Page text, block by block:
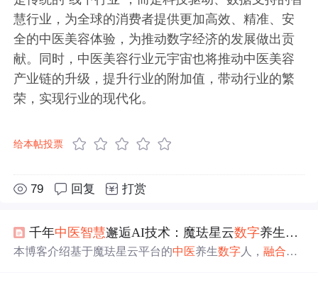
慧行业，为全球的消费者提供更加高效、精准、安
全的中医美容体验，为推动数字经济的发展做出贡
献。同时，中医美容行业元宇宙也将推动中医美容
产业链的升级，提升行业的附加值，带动行业的繁
荣，实现行业的现代化。
给本帖投票
79 回复 打赏
千年中医智慧邂逅AI技术：魔珐星云数字养生顾问让
本博客介绍基于魔珐星云平台的中医养生数字 人，融合权